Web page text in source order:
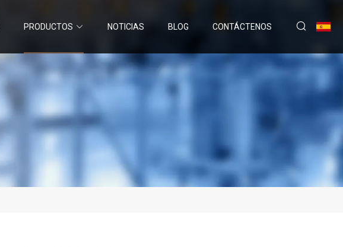
PRODUCTOS NOTICIAS BLOG CONTÁCTENOS